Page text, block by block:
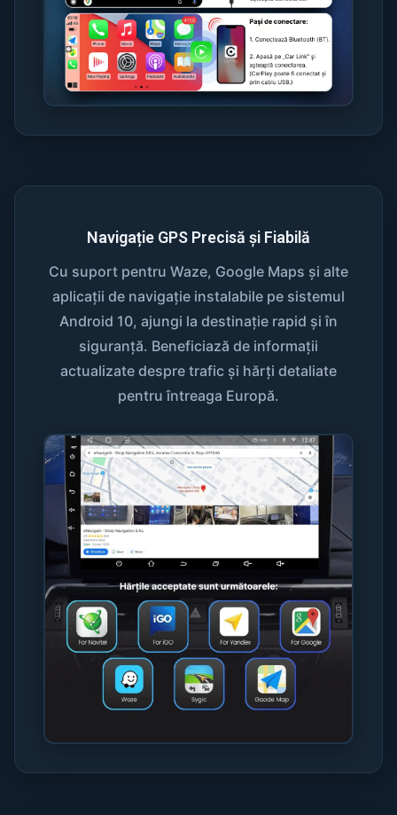
Navigație GPS Precisă și Fiabilă
Cu suport pentru Waze, Google Maps și alte
aplicații de navigație instalabile pe sistemul
Android 10, ajungi la destinație rapid și în
siguranță. Beneficiază de informații
actualizate despre trafic și hărți detaliate
pentru întreaga Europă.